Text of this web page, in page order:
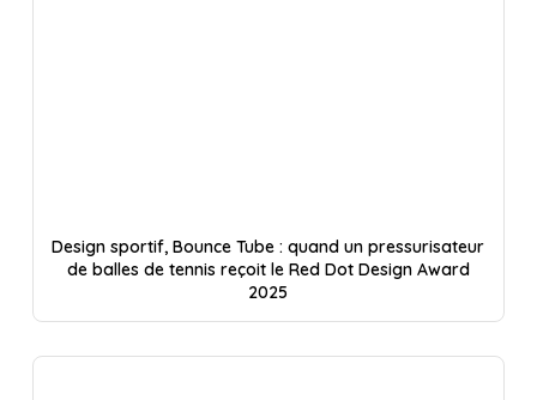
Design sportif, Bounce Tube : quand un pressurisateur
de balles de tennis reçoit le Red Dot Design Award
2025